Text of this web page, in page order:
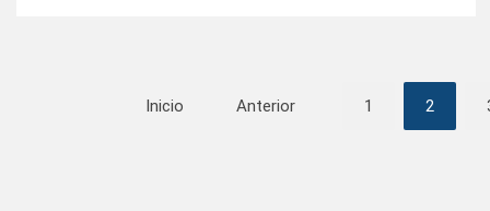
Inicio Anterior 1 2